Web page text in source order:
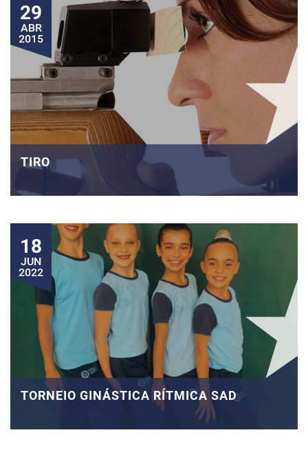
29
ABR
2015
TIRO
18
JUN
2022
TORNEIO GINÁSTICA RÍTMICA SAD